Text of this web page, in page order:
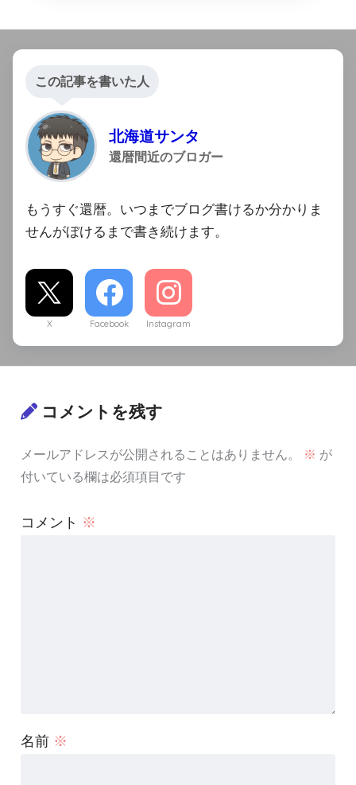
この記事を書いた人
北海道サンタ
還暦間近のブロガー
もうすぐ還暦。いつまでブログ書けるか分かりま
せんがぼけるまで書き続けます。
X Facebook Instagram
コメントを残す
メールアドレスが公開されることはありません。 ※ が
付いている欄は必須項目です
コメント ※
名前 ※